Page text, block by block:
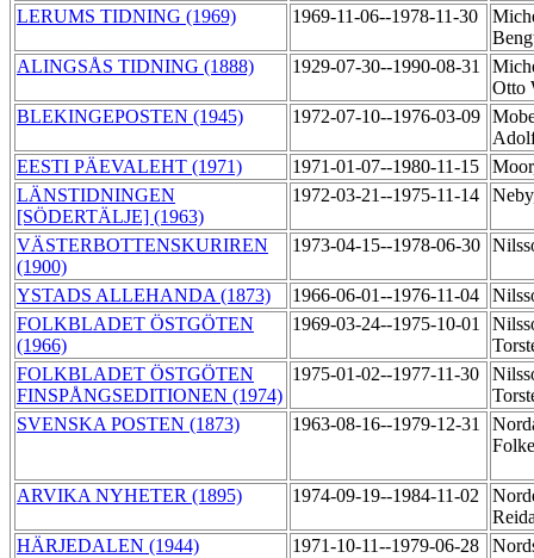
LERUMS TIDNING (1969)
1969-11-06--1978-11-30
ALINGSÅS TIDNING (1888)
1929-07-30--1990-08-31
Otto
BLEKINGEPOSTEN (1945)
1972-07-10--1976-03-09
EESTI PÄEVALEHT (1971)
1971-01-07--1980-11-15
LÄNSTIDNINGEN
[SÖDERTÄLJE] (1963)
1972-03-21--1975-11-14
VÄSTERBOTTENSKURIREN
(1900)
1973-04-15--1978-06-30
YSTADS ALLEHANDA (1873) 1966-06-01--1976-11-04
FOLKBLADET ÖSTGÖTEN
(1966)
1969-03-24--1975-10-01
FOLKBLADET ÖSTGÖTEN
FINSPÅNGSEDITIONEN (1974)
1975-01-02--1977-11-30
SVENSKA POSTEN (1873)
1963-08-16--1979-12-31
ARVIKA NYHETER (1895) 1974-09-19--1984-11-02
HÄRJEDALEN (1944)
1971-10-11--1979-06-28